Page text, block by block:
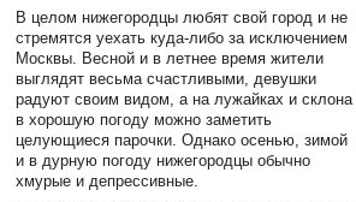
В целом нижегородцы любят свой город и не
стремятся уехать куда-либо за исключением
Москвы. Весной и в летнее время жители
выглядят весьма счастливыми, девушки
радуют своим видом, а на лужайках и склона
в хорошую погоду можно заметить
целующиеся парочки. Однако осенью, зимой
и в дурную погоду нижегородцы обычно
хмурые и депрессивные.